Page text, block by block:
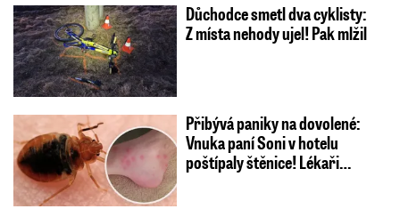
Důchodce smetl dva cyklisty:
Z místa nehody ujel! Pak mlžil
Přibývá paniky na dovolené:
Vnuka paní Soni v hotelu
poštípaly štěnice! Lékaři…